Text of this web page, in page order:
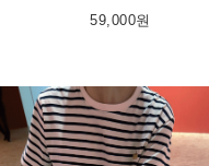
59,000원